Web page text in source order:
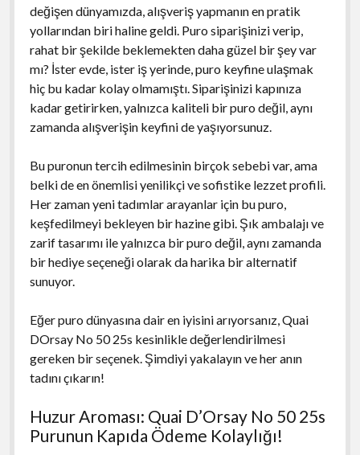
değişen dünyamızda, alışveriş yapmanın en pratik
yollarından biri haline geldi. Puro siparişinizi verip,
rahat bir şekilde beklemekten daha güzel bir şey var
mı? İster evde, ister iş yerinde, puro keyfine ulaşmak
hiç bu kadar kolay olmamıştı. Siparişinizi kapınıza
kadar getirirken, yalnızca kaliteli bir puro değil, aynı
zamanda alışverişin keyfini de yaşıyorsunuz.
Bu puronun tercih edilmesinin birçok sebebi var, ama
belki de en önemlisi yenilikçi ve sofistike lezzet profili.
Her zaman yeni tadımlar arayanlar için bu puro,
keşfedilmeyi bekleyen bir hazine gibi. Şık ambalajı ve
zarif tasarımı ile yalnızca bir puro değil, aynı zamanda
bir hediye seçeneği olarak da harika bir alternatif
sunuyor.
Eğer puro dünyasına dair en iyisini arıyorsanız, Quai
DOrsay No 50 25s kesinlikle değerlendirilmesi
gereken bir seçenek. Şimdiyi yakalayın ve her anın
tadını çıkarın!
Huzur Aroması: Quai D’Orsay No 50 25s
Purunun Kapıda Ödeme Kolaylığı!